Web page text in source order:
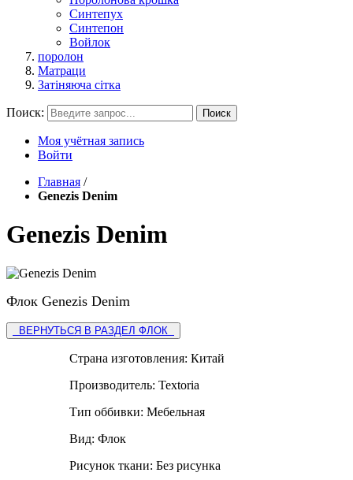
Синтепух
Синтепон
Войлок
поролон
Матраци
Затіняюча сітка
Поиск: Поиск
Моя учётная запись
Войти
Главная /
Genezis Denim
Genezis Denim
Флок Genezis Denim
ВЕРНУТЬСЯ В РАЗДЕЛ ФЛОК
Страна изготовления: Китай
Производитель: Textoria
Тип оббивки: Мебельная
Вид: Флок
Рисунок ткани: Без рисунка